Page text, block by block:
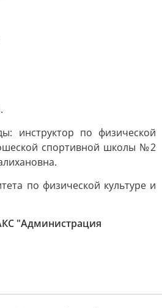
инструктор по физической
спортивной школы №2
по физической культуре и
"Администрация